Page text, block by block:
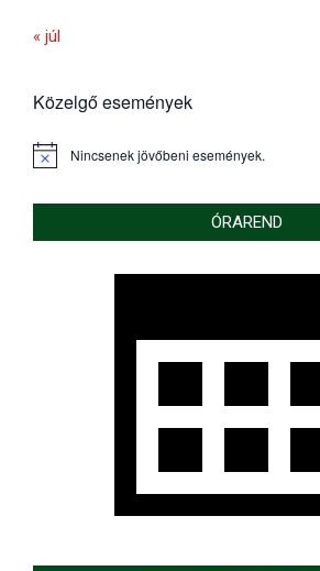
« júl
Közelgő események
Notice Nincsenek jövőbeni események.
ÓRAREND